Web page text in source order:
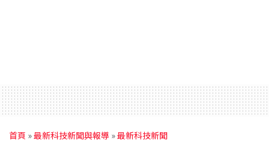
首頁 »最新科技新聞與報導 »最新科技新聞